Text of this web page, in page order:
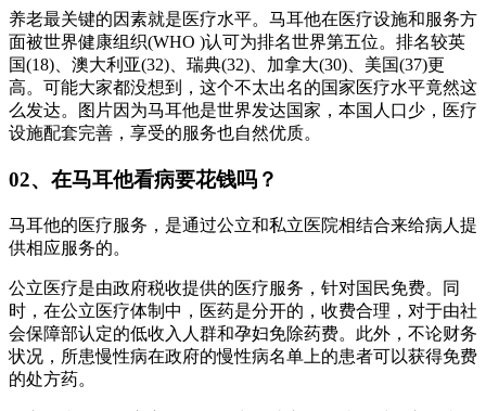
养老最关键的因素就是医疗水平。马耳他在医疗设施和服务方
面被世界健康组织(WHO )认可为排名世界第五位。排名较英
国(18)、澳大利亚(32)、瑞典(32)、加拿大(30)、美国(37)更
高。可能大家都没想到，这个不太出名的国家医疗水平竟然这
么发达。图片因为马耳他是世界发达国家，本国人口少，医疗
设施配套完善，享受的服务也自然优质。
02、在马耳他看病要花钱吗？
马耳他的医疗服务，是通过公立和私立医院相结合来给病人提
供相应服务的。
公立医疗是由政府税收提供的医疗服务，针对国民免费。同
时，在公立医疗体制中，医药是分开的，收费合理，对于由社
会保障部认定的低收入人群和孕妇免除药费。此外，不论财务
状况，所患慢性病在政府的慢性病名单上的患者可以获得免费
的处方药。